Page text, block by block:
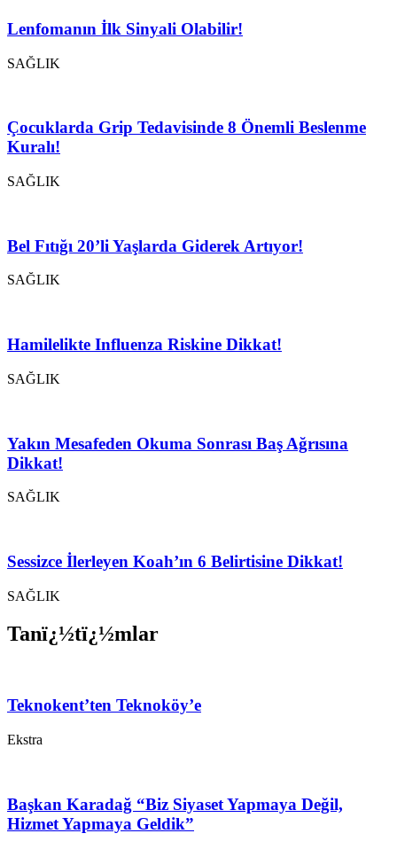
Lenfomanın İlk Sinyali Olabilir!
SAĞLIK
Çocuklarda Grip Tedavisinde 8 Önemli Beslenme
Kuralı!
SAĞLIK
Bel Fıtığı 20’li Yaşlarda Giderek Artıyor!
SAĞLIK
Hamilelikte Influenza Riskine Dikkat!
SAĞLIK
Yakın Mesafeden Okuma Sonrası Baş Ağrısına
Dikkat!
SAĞLIK
Sessizce İlerleyen Koah’ın 6 Belirtisine Dikkat!
SAĞLIK
Tanï¿½tï¿½mlar
Teknokent’ten Teknoköy’e
Ekstra
Başkan Karadağ “Biz Siyaset Yapmaya Değil,
Hizmet Yapmaya Geldik”